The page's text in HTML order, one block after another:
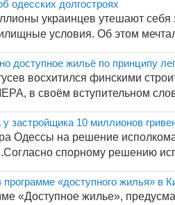
одесских долгостроях
украинцев утешают
условия. Об этом
доступное жильё по принципу
восхитился финскими
в своём вступительном
застройщика 10 миллионов
Одессы на решение
спорному решению
«доступного жилья» в
«Доступное жилье»,